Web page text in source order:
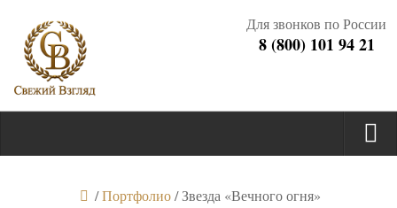
Для звонков по России
8 (800) 101 94 21
/Портфолио /Звезда «Вечного огня»